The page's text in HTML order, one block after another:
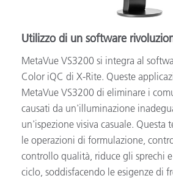
Utilizzo di un software
MetaVue VS3200 si integra al
Color iQC di X-Rite. Queste
MetaVue VS3200 di eliminare i
causati da un'illuminazione
un'ispezione visiva casuale. Questa
le operazioni di formulazione,
controllo qualità, riduce gli sprechi
ciclo, soddisfacendo le esigenze di